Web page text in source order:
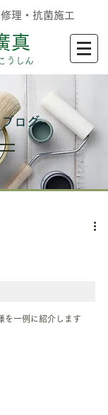
理・抗菌施工
真
うしん
を一例に紹介します
ログ